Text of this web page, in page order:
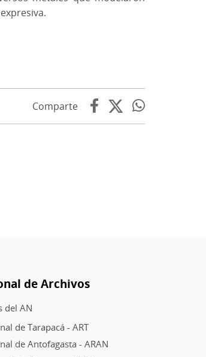
Comparte
de Archivos
del AN
de Tarapacá - ART
de Antofagasta - ARAN